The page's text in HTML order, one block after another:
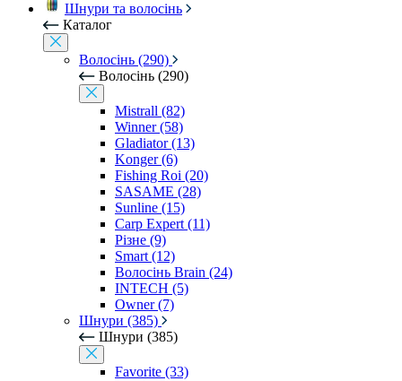
Шнури та волосінь
Каталог
Волосінь (290)
Волосінь (290)
Mistrall (82)
Winner (58)
Gladiator (13)
Konger (6)
Fishing Roi (20)
SASAME (28)
Sunline (15)
Carp Expert (11)
Різне (9)
Smart (12)
Волосінь Brain (24)
INTECH (5)
Owner (7)
Шнури (385)
Шнури (385)
Favorite (33)